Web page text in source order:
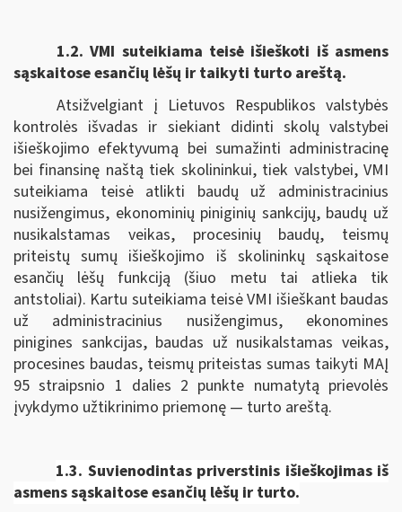
1.2. VMI suteikiama teisė išieškoti iš asmens
sąskaitose esančių lėšų ir taikyti turto areštą.
Atsižvelgiant į Lietuvos Respublikos valstybės
kontrolės išvadas ir siekiant didinti skolų valstybei
išieškojimo efektyvumą bei sumažinti administracinę
bei finansinę naštą tiek skolininkui, tiek valstybei, VMI
suteikiama teisė atlikti baudų už administracinius
nusižengimus, ekonominių piniginių sankcijų, baudų už
nusikalstamas veikas, procesinių baudų, teismų
priteistų sumų išieškojimo iš skolininkų sąskaitose
esančių lėšų funkciją (šiuo metu tai atlieka tik
antstoliai). Kartu suteikiama teisė VMI išieškant baudas
už administracinius nusižengimus, ekonomines
pinigines sankcijas, baudas už nusikalstamas veikas,
procesines baudas, teismų priteistas sumas taikyti MAĮ
95 straipsnio 1 dalies 2 punkte numatytą prievolės
įvykdymo užtikrinimo priemonę — turto areštą.
1.3. Suvienodintas priverstinis išieškojimas iš
asmens sąskaitose esančių lėšų ir turto.